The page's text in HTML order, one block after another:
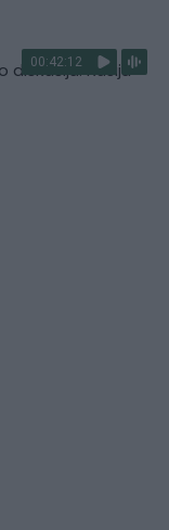
00:42:12
diskusija: Rusija